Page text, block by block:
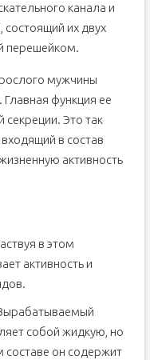
канала и
их двух
перешейком.
мужчины
функция ее
секреции. Это так
в состав
активность
в этом
активность и
собой жидкую, но
он содержит